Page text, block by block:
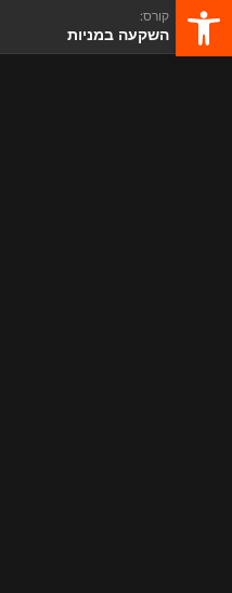
קורס:
השקעה במניות